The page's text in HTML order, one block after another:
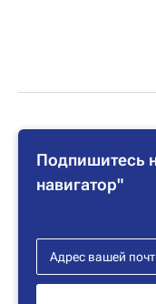
Подпишитесь
навигатор"